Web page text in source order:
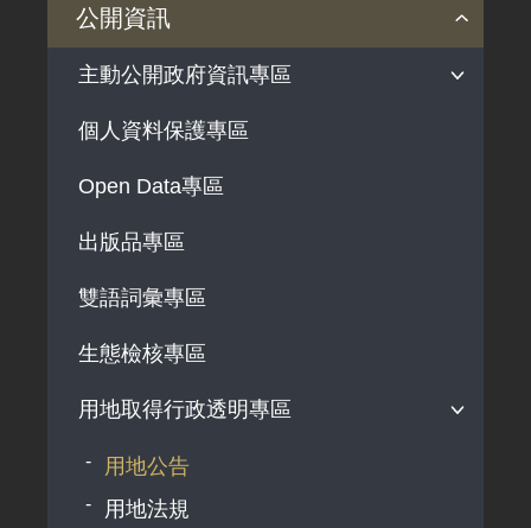
新聞稿
公聽會
公告事項
公開資訊
主動公開政府資訊專區
法律及法規命令
解釋性規定及裁量基準
行政指導有關文書
施政計畫、業務統計及研究報告
預算與決算書
政策宣導廣告支出
個人資料保護專區
Open Data專區
出版品專區
雙語詞彙專區
生態檢核專區
用地取得行政透明專區
用地公告
用地法規